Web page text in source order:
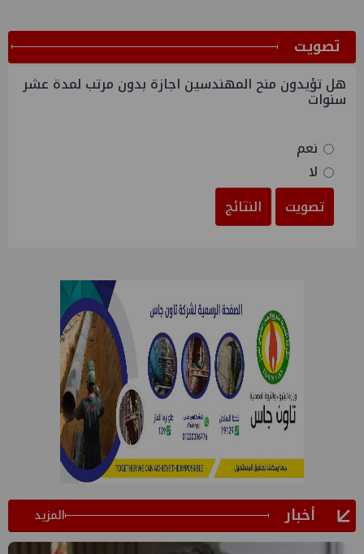
ﺗﺼﻮﻳﺖ
هل تؤيدون منح المهندسين اجازة بدون مرتب لمدة عشر
سنوات
نعم
لا
تصويت
النتائج
أخبار المزيد